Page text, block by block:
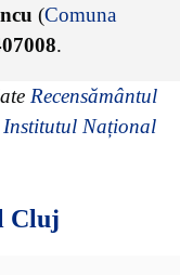
(Comuna
.
Recensământul
Institutul Național
Cluj